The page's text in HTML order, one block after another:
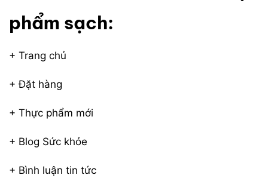
phẩm sạch:
+ Trang chủ
+ Đặt hàng
+ Thực phẩm mới
+ Blog Sức khỏe
+ Bình luận tin tức